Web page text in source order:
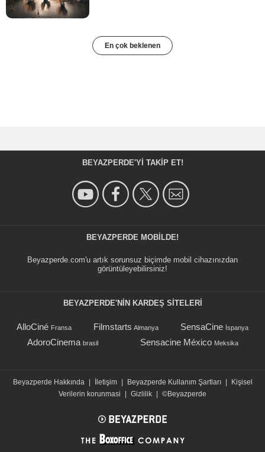
En çok beklenen
BEYAZPERDE'YI TAKIP ET!
BEYAZPERDE MOBILDE!
Beyazperde.com'u artık sorunsuz biçimde mobil cihazınızdan
görüntüleyebilirsiniz!
BEYAZPERDE'NIN KARDEŞ SİTELERİ
AlloCiné Fransa Filmstarts Almanya SensaCine İspanya
AdoroCinema brasil Sensacine México Meksika
Beyazperde Hakkında | İletişim | Beyazperde Kullanım Şartları |
Kişisel
Verilerin korunmasi
| Gizlilik | ©Beyazperde